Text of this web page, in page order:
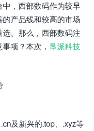
中，西部数码作为较早
产品线和较高的市场
。那么，西部数码注
项？本次， 垦派科技
及新兴的.top、.xyz等